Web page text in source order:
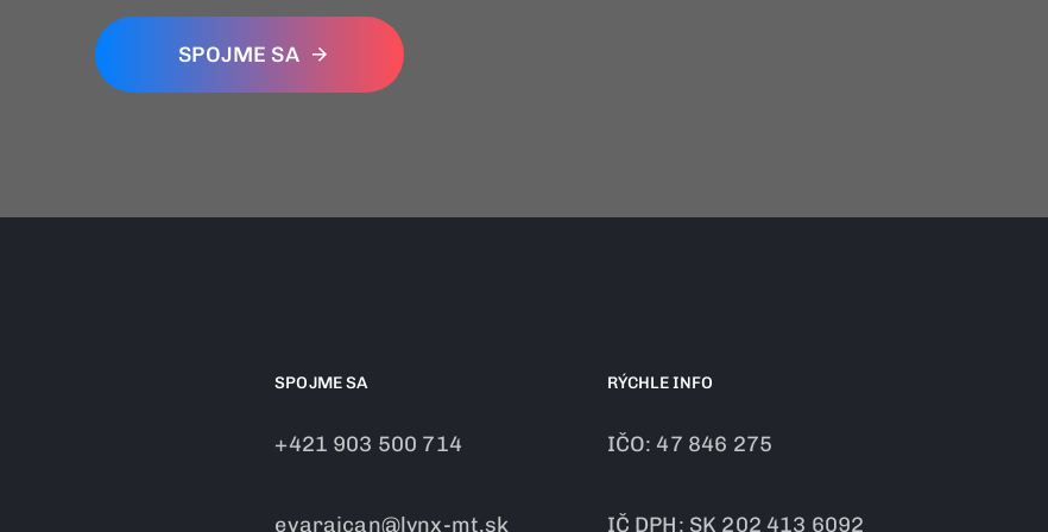
SPOJME SA
SPOJME SA
+421 903 500 714
evarajcan@lynx-mt.sk
RÝCHLE INFO
IČO: 47 846 275
IČ DPH: SK 202 413 6092